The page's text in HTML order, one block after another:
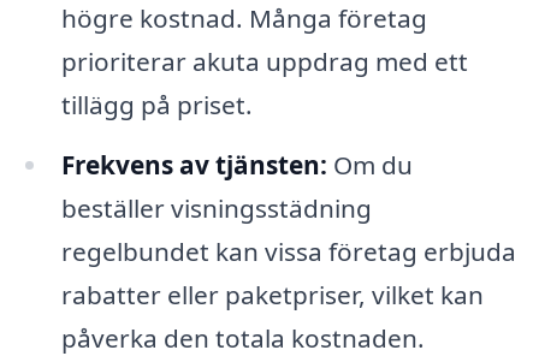
högre kostnad. Många företag
prioriterar akuta uppdrag med ett
tillägg på priset.
Frekvens av tjänsten: Om du
beställer visningsstädning
regelbundet kan vissa företag erbjuda
rabatter eller paketpriser, vilket kan
påverka den totala kostnaden.